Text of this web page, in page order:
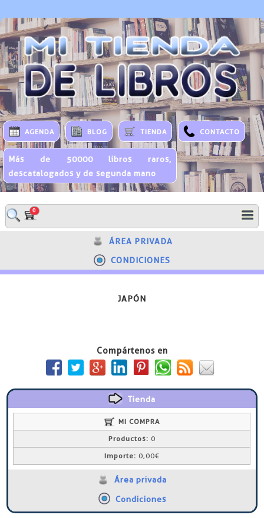
AGENDA BLOG TIENDA CONTACTO
Más de 50000 libros raros,
descatalogados y de segunda mano
0
ÁREA PRIVADA
CONDICIONES
JAPÓN
Compártenos en
Tienda
MI COMPRA
Productos: 0
Importe: 0,00€
Área privada
Condiciones